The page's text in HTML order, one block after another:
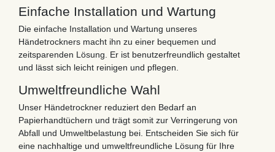
Einfache Installation und Wartung
Die einfache Installation und Wartung unseres
Händetrockners macht ihn zu einer bequemen und
zeitsparenden Lösung. Er ist benutzerfreundlich gestaltet
und lässt sich leicht reinigen und pflegen.
Umweltfreundliche Wahl
Unser Händetrockner reduziert den Bedarf an
Papierhandtüchern und trägt somit zur Verringerung von
Abfall und Umweltbelastung bei. Entscheiden Sie sich für
eine nachhaltige und umweltfreundliche Lösung für Ihre